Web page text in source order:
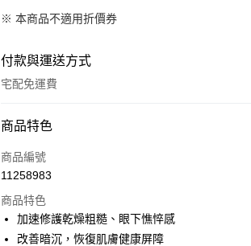
※ 本商品不適用折價券
付款與運送方式
宅配免運費
付款方式
信用卡一次付款
3 期 0 利率 每期 NT$370
合作金庫商業銀行
6 期 0 利率 每期NT$185
商品特色
商品編號
11258983
商品特色
加速修護乾燥粗糙、眼下憔悴感
改善暗沉，恢復肌膚健康屏障